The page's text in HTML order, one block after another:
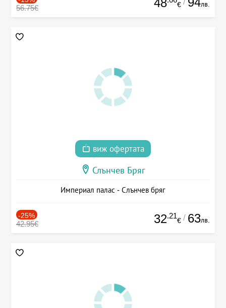
56.75€ 48 € лв.
виж офертата
Слънчев Бряг
Империал палас - Слънчев бряг
-25%
42.95€ 32.21
€ / 63лв.